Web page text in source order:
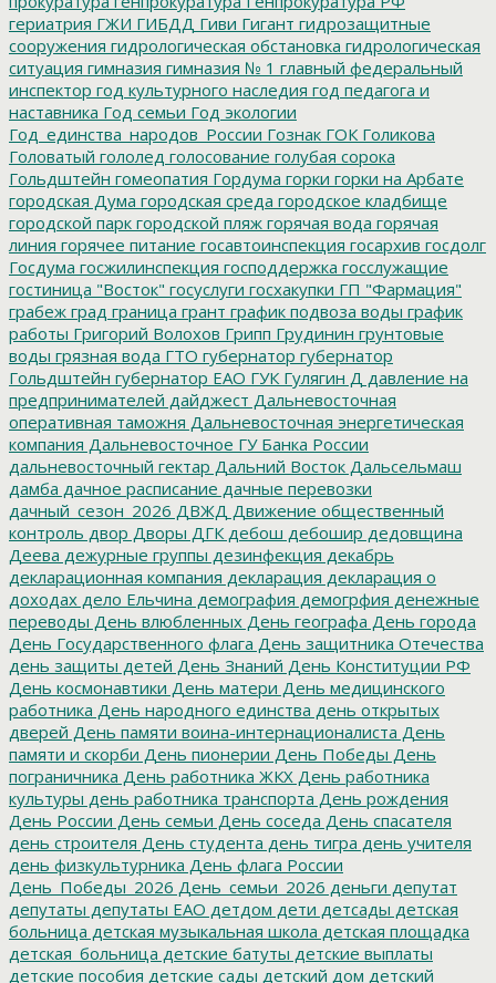
гериатрия ГЖИ ГИБДД Гиви Гигант гидрозащитные
сооружения гидрологическая обстановка гидрологическая
ситуация гимназия гимназия № 1 главный федеральный
инспектор год культурного наследия год педагога и
наставника Год семьи Год экологии
Год_единства_народов_России Гознак ГОК Голикова
Головатый гололед голосование голубая сорока
Гольдштейн гомеопатия Гордума горки горки на Арбате
городская Дума городская среда городское кладбище
городской парк городской пляж горячая вода горячая
линия горячее питание госавтоинспекция госархив госдолг
Госдума госжилинспекция господдержка госслужащие
гостиница "Восток" госуслуги госхакупки ГП "Фармация"
грабеж град граница грант график подвоза воды график
работы Григорий Волохов Грипп Грудинин грунтовые
воды грязная вода ГТО губернатор губернатор
Гольдштейн губернатор ЕАО ГУК Гулягин Д давление на
предпринимателей дайджест Дальневосточная
оперативная таможня Дальневосточная энергетическая
компания Дальневосточное ГУ Банка России
дальневосточный гектар Дальний Восток Дальсельмаш
дамба дачное расписание дачные перевозки
дачный_сезон_2026 ДВЖД Движение общественный
контроль двор Дворы ДГК дебош дебошир дедовщина
Деева дежурные группы дезинфекция декабрь
декларационная компания декларация декларация о
доходах дело Ельчина демография демогрфия денежные
переводы День влюбленных День географа День города
День Государственного флага День защитника Отечества
день защиты детей День Знаний День Конституции РФ
День космонавтики День матери День медицинского
работника День народного единства день открытых
дверей День памяти воина-интернационалиста День
памяти и скорби День пионерии День Победы День
пограничника День работника ЖКХ День работника
культуры день работника транспорта День рождения
День России День семьи День соседа День спасателя
день строителя День студента день тигра день учителя
день физкультурника День флага России
День_Победы_2026 День_семьи_2026 деньги депутат
депутаты депутаты ЕАО детдом дети детсады детская
больница детская музыкальная школа детская площадка
детская_больница детские батуты детские выплаты
детские пособия детские сады детский дом детский